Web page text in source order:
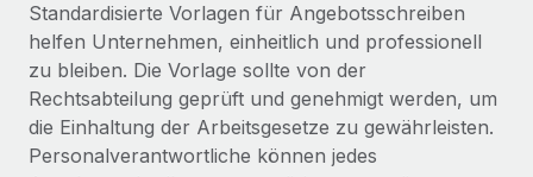
Background-Checks
Einfacheres Bewerber:innen-Screening
Compliance Watchtower
Lückenlose Compliance
FALLSTUDIEN
So hat der KI-Vorreiter Weaviate sein Team mit
Remote um 120 % vergrößert
Weaviate auf einen Blick Weaviate entwickelt KI-basierte
Hol dir Unterstützung
Alle Ressourcen anzeigen
BLOG
Standardisierte Vorlagen für Angebotsschreiben
helfen Unternehmen, einheitlich und professionell
zu bleiben. Die Vorlage sollte von der
Rechtsabteilung geprüft und genehmigt werden, um
die Einhaltung der Arbeitsgesetze zu gewährleisten.
Personalverantwortliche können jedes